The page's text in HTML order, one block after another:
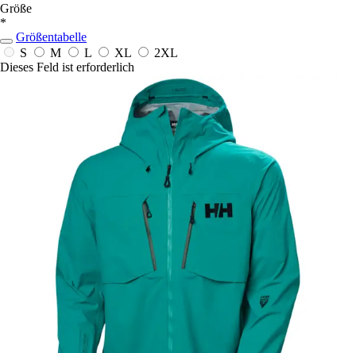
Größe
*
Größentabelle
S
M L XL
2XL
Dieses Feld ist erforderlich